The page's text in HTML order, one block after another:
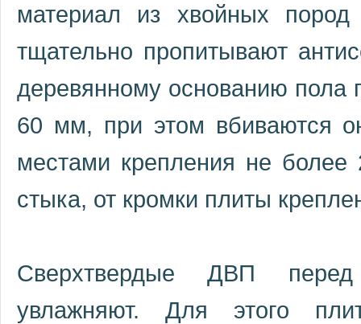
материал из хвойных
тщательно пропитывают
деревянному основанию пола
60 мм, при этом вбиваются
местами крепления не
стыка, от кромки плиты
Сверхтвердые ДВП перед
увлажняют. Для этого